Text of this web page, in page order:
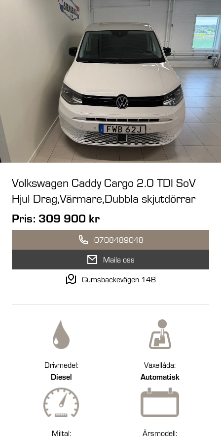
Volkswagen Caddy Cargo 2.0 TDI SoV
Hjul Drag,Värmare,Dubbla skjutdörrar
Pris: 309 900 kr
0708489048
Maila oss
Gumsbackevägen 14B
Drivmedel:
Diesel
Växellåda:
Automatisk
Miltal:
Årsmodell: